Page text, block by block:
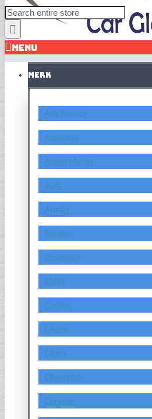
MENU
MERK
Alfa Romeo
Asahimas
Aston Martin
Audi
Austin
Bentley
Bimantara
BMW
Cadillac
Chana
Chery
Chevrolet
Chrysler